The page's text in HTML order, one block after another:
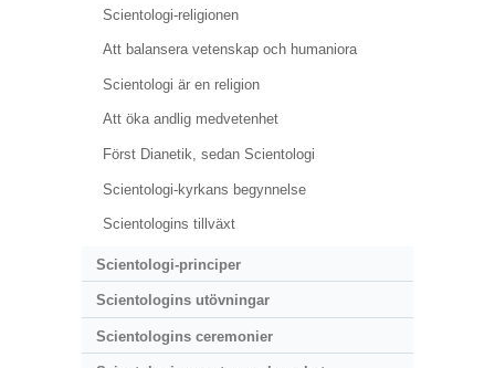
Scientologi-religionen
Att balansera vetenskap och humaniora
Scientologi är en religion
Att öka andlig medvetenhet
Först Dianetik, sedan Scientologi
Scientologi-kyrkans begynnelse
Scientologins tillväxt
Scientologi-principer
Scientologins utövningar
Scientologins ceremonier